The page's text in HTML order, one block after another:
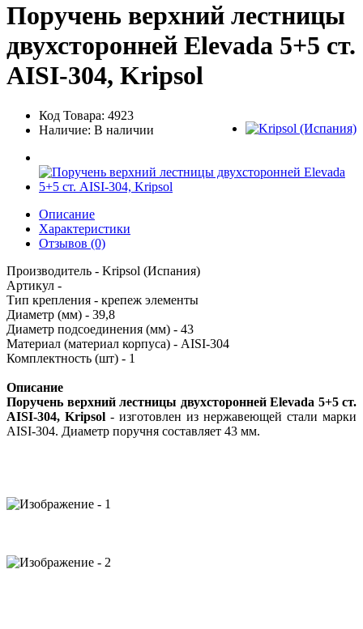
Поручень верхний лестницы
двухсторонней Elevada 5+5 ст.
AISI-304, Kripsol
Код Товара: 4923
Наличие: В наличии
Описание
Характеристики
Отзывов (0)
Производитель - Kripsol (Испания)
Артикул -
Тип крепления - крепеж элементы
Диаметр (мм) - 39,8
Диаметр подсоединения (мм) - 43
Материал (материал корпуса) - AISI-304
Комплектность (шт) - 1
Описание
Поручень верхний лестницы двухсторонней Elevada 5+5 ст.
AISI-304, Kripsol - изготовлен из нержавеющей стали марки
AISI-304. Диаметр поручня составляет 43 мм.